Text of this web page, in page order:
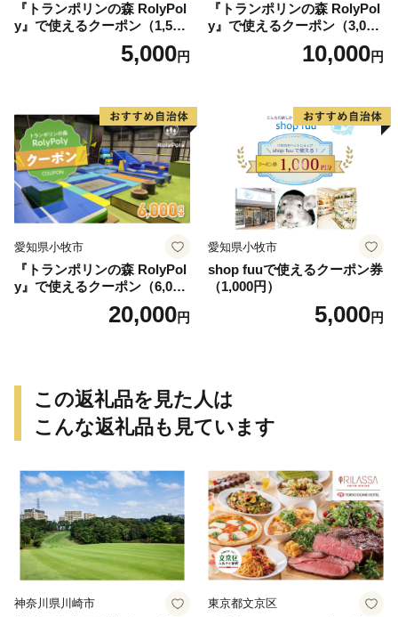
『トランポリンの森 RolyPol
y』で使えるクーポン（1,500
5,000円
『トランポリンの森 RolyPol
y』で使えるクーポン（3,000
10,000円
愛知県小牧市
『トランポリンの森 RolyPol
y』で使えるクーポン（6,000
20,000円
愛知県小牧市
shop fuuで使えるクーポン券
（1,000円）
5,000円
この返礼品を見た人は
こんな返礼品も見ています
神奈川県川崎市 東京都文京区